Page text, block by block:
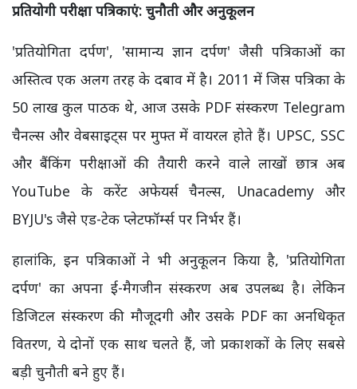
प्रतियोगी परीक्षा पत्रिकाएं: चुनौती और अनुकूलन
'प्रतियोगिता दर्पण', 'सामान्य ज्ञान दर्पण' जैसी पत्रिकाओं का
अस्तित्व एक अलग तरह के दबाव में है। 2011 में जिस पत्रिका के
50 लाख कुल पाठक थे, आज उसके PDF संस्करण Telegram
चैनल्स और वेबसाइट्स पर मुफ्त में वायरल होते हैं। UPSC, SSC
और बैंकिंग परीक्षाओं की तैयारी करने वाले लाखों छात्र अब
YouTube के करेंट अफेयर्स चैनल्स, Unacademy और
BYJU's जैसे एड-टेक प्लेटफॉर्म्स पर निर्भर हैं।
हालांकि, इन पत्रिकाओं ने भी अनुकूलन किया है, 'प्रतियोगिता
दर्पण' का अपना ई-मैगजीन संस्करण अब उपलब्ध है। लेकिन
डिजिटल संस्करण की मौजूदगी और उसके PDF का अनधिकृत
वितरण, ये दोनों एक साथ चलते हैं, जो प्रकाशकों के लिए सबसे
बड़ी चुनौती बने हुए हैं।